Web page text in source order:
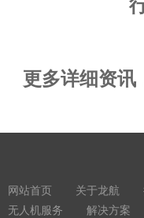
更多详细资讯
网站首页 关于龙航
无人机服务
解决方案